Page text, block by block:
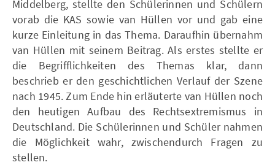
Middelberg, stellte den Schülerinnen und Schülern
vorab die KAS sowie van Hüllen vor und gab eine
kurze Einleitung in das Thema. Daraufhin übernahm
van Hüllen mit seinem Beitrag. Als erstes stellte er
die Begrifflichkeiten des Themas klar, dann
beschrieb er den geschichtlichen Verlauf der Szene
nach 1945. Zum Ende hin erläuterte van Hüllen noch
den heutigen Aufbau des Rechtsextremismus in
Deutschland. Die Schülerinnen und Schüler nahmen
die Möglichkeit wahr, zwischendurch Fragen zu
stellen.